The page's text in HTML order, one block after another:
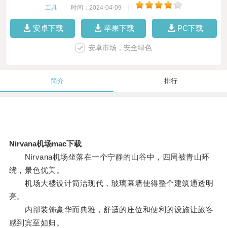
工具 时间：2024-04-09
安卓下载 苹果下载 PC下载
安卓市场，安全绿色
简介 排行
Nirvana机场mac下载
Nirvana机场坐落在一个宁静的山谷中，四周被青山环
绕，景色优美。
机场大楼设计简洁现代，玻璃幕墙使得整个建筑通透明
亮。
内部装饰豪华而典雅，舒适的座位和便利的设施让旅客
感到宾至如归。